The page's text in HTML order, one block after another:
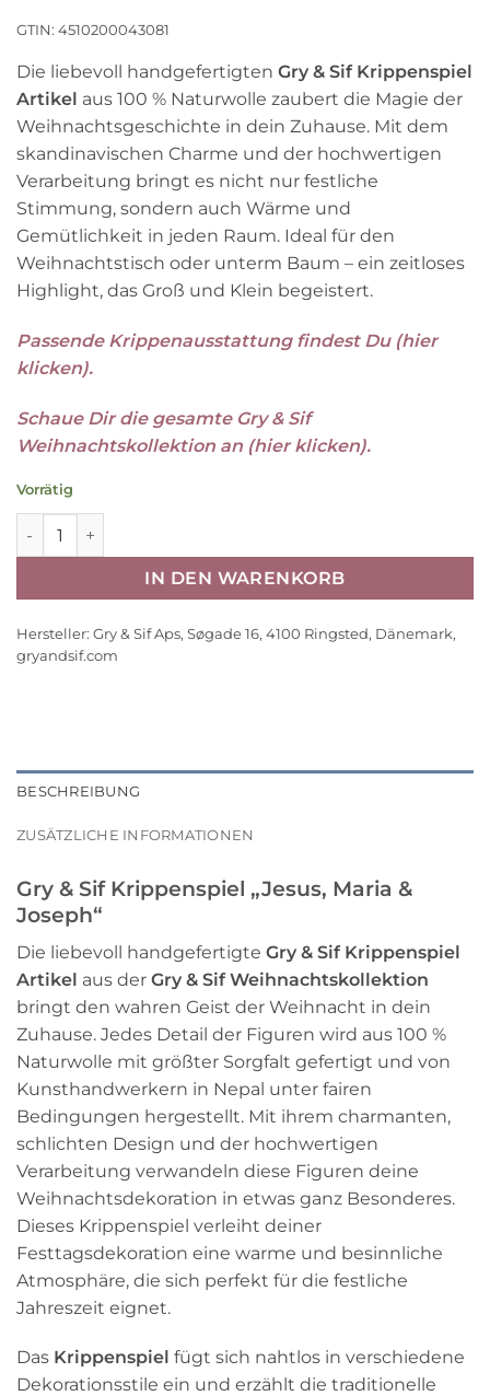
GTIN: 4510200043081
Die liebevoll handgefertigten Gry & Sif Krippenspiel
Artikel aus 100 % Naturwolle zaubert die Magie der
Weihnachtsgeschichte in dein Zuhause. Mit dem
skandinavischen Charme und der hochwertigen
Verarbeitung bringt es nicht nur festliche
Stimmung, sondern auch Wärme und
Gemütlichkeit in jeden Raum. Ideal für den
Weihnachtstisch oder unterm Baum – ein zeitloses
Highlight, das Groß und Klein begeistert.
Passende Krippenausstattung findest Du (hier
klicken).
Schaue Dir die gesamte Gry & Sif
Weihnachtskollektion an (hier klicken).
Vorrätig
Gry & Sif Krippenspiel „Jesus, Maria & Joseph“ H15cm
IN DEN WARENKORB
Hersteller: Gry & Sif Aps, Søgade 16, 4100 Ringsted, Dänemark,
gryandsif.com
BESCHREIBUNG
ZUSÄTZLICHE INFORMATIONEN
Gry & Sif Krippenspiel „Jesus, Maria &
Joseph“
Die liebevoll handgefertigte Gry & Sif Krippenspiel
Artikel aus der Gry & Sif Weihnachtskollektion
bringt den wahren Geist der Weihnacht in dein
Zuhause. Jedes Detail der Figuren wird aus 100 %
Naturwolle mit größter Sorgfalt gefertigt und von
Kunsthandwerkern in Nepal unter fairen
Bedingungen hergestellt. Mit ihrem charmanten,
schlichten Design und der hochwertigen
Verarbeitung verwandeln diese Figuren deine
Weihnachtsdekoration in etwas ganz Besonderes.
Dieses Krippenspiel verleiht deiner
Festtagsdekoration eine warme und besinnliche
Atmosphäre, die sich perfekt für die festliche
Jahreszeit eignet.
Das Krippenspiel fügt sich nahtlos in verschiedene
Dekorationsstile ein und erzählt die traditionelle